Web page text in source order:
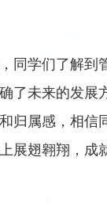
同学们了解到
了未来的发展
归属感，相信
展翅翱翔，成